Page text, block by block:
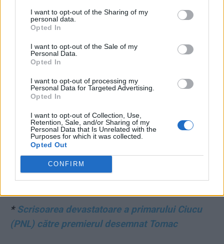
I want to opt-out of the Sharing of my
personal data.
Opted In
I want to opt-out of the Sale of my
Personal Data.
Opted In
I want to opt-out of processing my
Personal Data for Targeted Advertising.
Opted In
I want to opt-out of Collection, Use,
Retention, Sale, and/or Sharing of my
Personal Data that Is Unrelated with the
Purposes for which it was collected.
Opted Out
CONFIRM
CRISTIAN HUBALI: Tu când ai fost ”sănătos la
cap”, pastore de la Secta lu’ Varan? Când i-ai
zis tenorului orb că vede sau când l-ai încurcat
pe Doroftei cu Bute?
ALECU RENIȚĂ:Primăvara aduce reînvierea
NICOLAE DABIJA:Fratele meu de cruce, tătarul
CITIȚI ȘI:
Guvernul ”fantomelor” – miniștrii lui Eugen
Tomac. Prea multe nume controversate!
* Scrisoarea devastatoare a primarului Ciucu
(PNL) către premierul desemnat Tomac